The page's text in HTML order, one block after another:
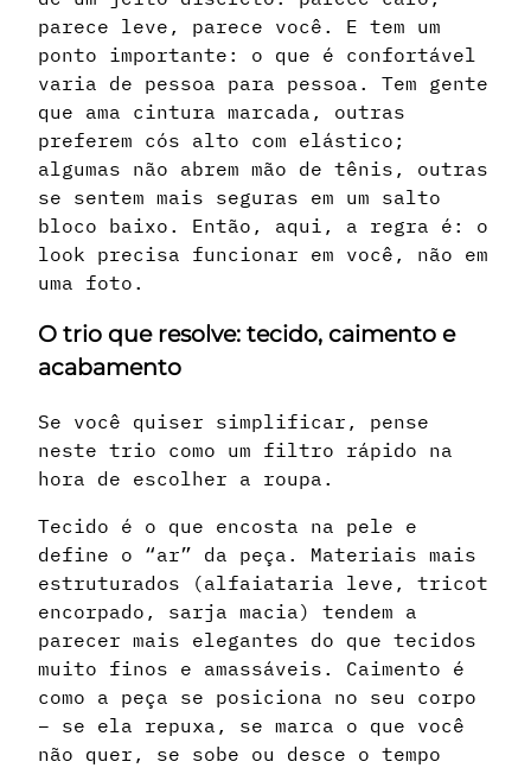
parece leve, parece você. E tem um
ponto importante: o que é confortável
varia de pessoa para pessoa. Tem gente
que ama cintura marcada, outras
preferem cós alto com elástico;
algumas não abrem mão de tênis, outras
se sentem mais seguras em um salto
bloco baixo. Então, aqui, a regra é: o
look precisa funcionar em você, não em
uma foto.
O trio que resolve: tecido, caimento e
acabamento
Se você quiser simplificar, pense
neste trio como um filtro rápido na
hora de escolher a roupa.
Tecido é o que encosta na pele e
define o “ar” da peça. Materiais mais
estruturados (alfaiataria leve, tricot
encorpado, sarja macia) tendem a
parecer mais elegantes do que tecidos
muito finos e amassáveis. Caimento é
como a peça se posiciona no seu corpo
– se ela repuxa, se marca o que você
não quer, se sobe ou desce o tempo